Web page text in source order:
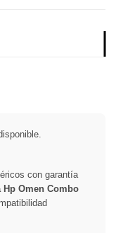
con garantía
Omen Combo